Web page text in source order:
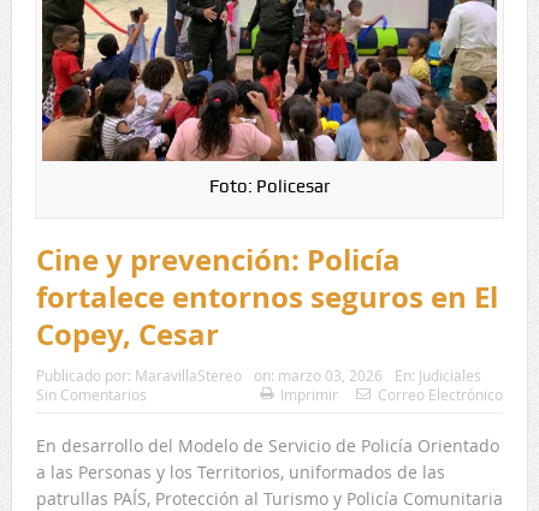
Foto: Policesar
Cine y prevención: Policía
fortalece entornos seguros en El
Copey, Cesar
Publicado por: MaravillaStereo on: marzo 03, 2026 En: Judiciales
Sin Comentarios
Imprimir Correo Electrónico
En desarrollo del Modelo de Servicio de Policía Orientado
a las Personas y los Territorios, uniformados de las
patrullas PAÍS, Protección al Turismo y Policía Comunitaria